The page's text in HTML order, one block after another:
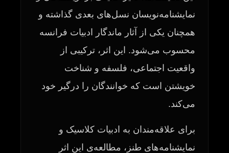
نمایشنامه‌نویسان نسل‌های بعدی گذاشته و
همچنان یکی از آثار ماندگار ادبیات فرانسه
محسوب می‌شود. این اثر، ترکیبی از
واقعیت اجتماعی، فلسفه و شناخت
خویشتن است که خوانندگان را درگیر خود
می‌کند.
برای علاقه‌مندان به ادبیات کلاسیک و
نمایشنامه‌های طنز، مطالعه‌ی این اثر